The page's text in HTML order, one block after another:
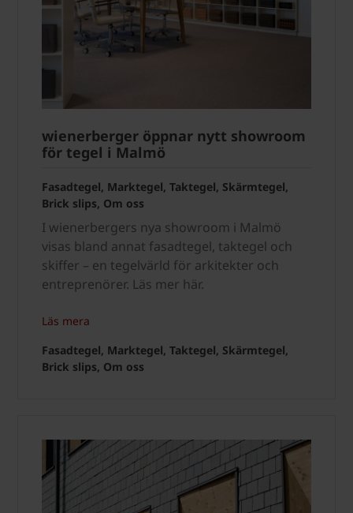
wienerberger öppnar nytt showroom
för tegel i Malmö
Fasadtegel, Marktegel, Taktegel, Skärmtegel,
Brick slips, Om oss
I wienerbergers nya showroom i Malmö
visas bland annat fasadtegel, taktegel och
skiffer – en tegelvärld för arkitekter och
entreprenörer. Läs mer här.
Läs mera
Fasadtegel, Marktegel, Taktegel, Skärmtegel,
Brick slips, Om oss